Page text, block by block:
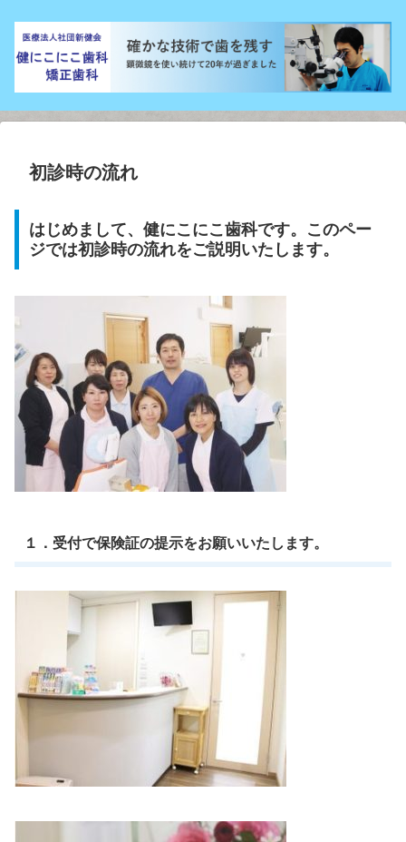
初診時の流れ
はじめまして、健にこにこ歯科です。このペー
ジでは初診時の流れをご説明いたします。
１．受付で保険証の提示をお願いいたします。